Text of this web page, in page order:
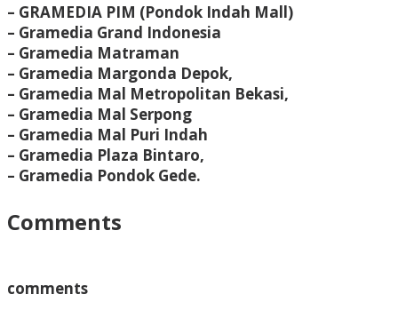
– GRAMEDIA PIM (Pondok Indah Mall)
– Gramedia Grand Indonesia
– Gramedia Matraman
– Gramedia Margonda Depok,
– Gramedia Mal Metropolitan Bekasi,
– Gramedia Mal Serpong
– Gramedia Mal Puri Indah
– Gramedia Plaza Bintaro,
– Gramedia Pondok Gede.
Comments
comments